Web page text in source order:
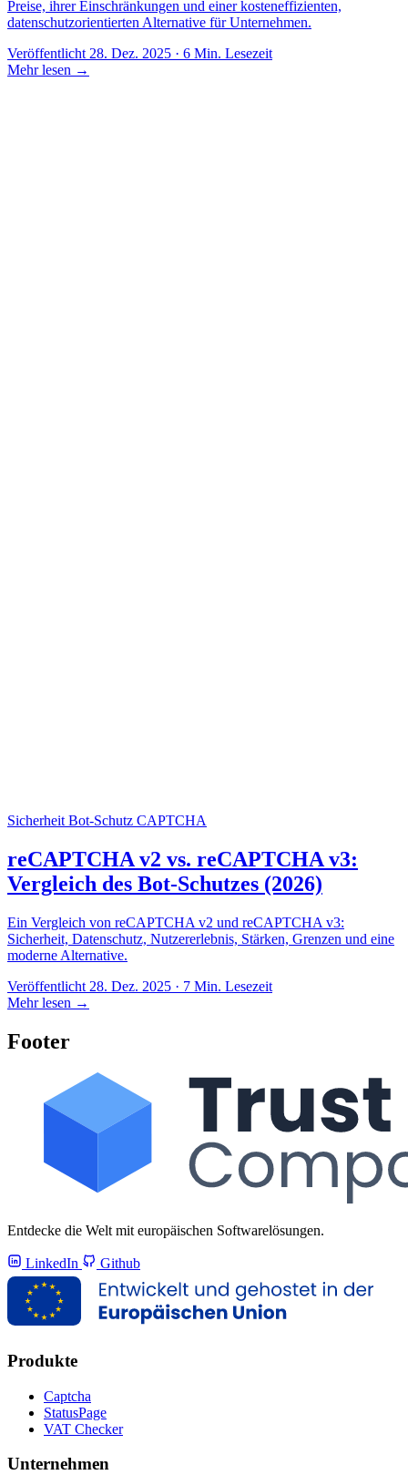
Preise, ihrer Einschränkungen und einer kosteneffizienten,
datenschutzorientierten Alternative für Unternehmen.
Veröffentlicht 28. Dez. 2025 · 6 Min. Lesezeit
Mehr lesen →
Sicherheit Bot-Schutz CAPTCHA
reCAPTCHA v2 vs. reCAPTCHA v3:
Vergleich des Bot-Schutzes (2026)
Ein Vergleich von reCAPTCHA v2 und reCAPTCHA v3:
Sicherheit, Datenschutz, Nutzererlebnis, Stärken, Grenzen und eine
moderne Alternative.
Veröffentlicht 28. Dez. 2025 · 7 Min. Lesezeit
Mehr lesen →
Footer
Entdecke die Welt mit europäischen Softwarelösungen.
LinkedIn Github
Produkte
Captcha
StatusPage
VAT Checker
Unternehmen